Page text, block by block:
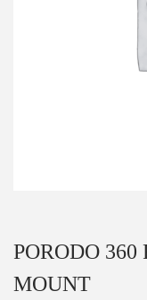
PORODO
MOUNT